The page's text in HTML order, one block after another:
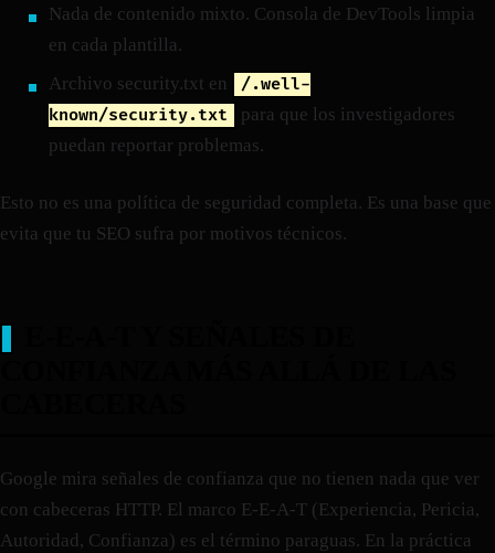
Nada de contenido mixto. Consola de DevTools limpia
en cada plantilla.
Archivo security.txt en
/.well-
known/security.txt
para que los investigadores
puedan reportar problemas.
Esto no es una política de seguridad completa. Es una base que
evita que tu SEO sufra por motivos técnicos.
Google mira señales de confianza que no tienen nada que ver
con cabeceras HTTP. El marco E-E-A-T (Experiencia, Pericia,
Autoridad, Confianza) es el término paraguas. En la práctica